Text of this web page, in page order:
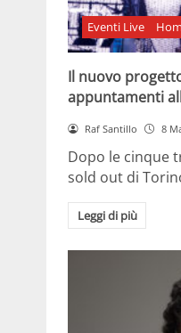
Eventi Live
Il nuovo
appuntamenti
Raf Santillo 8
Dopo le cinque
sold out di
Leggi di più